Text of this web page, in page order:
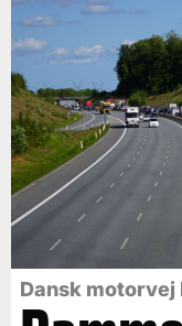
Dansk motorvej